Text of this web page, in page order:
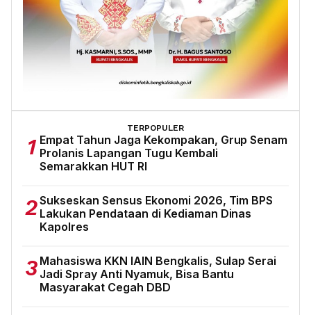
TERPOPULER
1 Empat Tahun Jaga Kekompakan, Grup Senam
Prolanis Lapangan Tugu Kembali
Semarakkan HUT RI
2Sukseskan Sensus Ekonomi 2026, Tim BPS
Lakukan Pendataan di Kediaman Dinas
Kapolres
3 Mahasiswa KKN IAIN Bengkalis, Sulap Serai
Jadi Spray Anti Nyamuk, Bisa Bantu
Masyarakat Cegah DBD